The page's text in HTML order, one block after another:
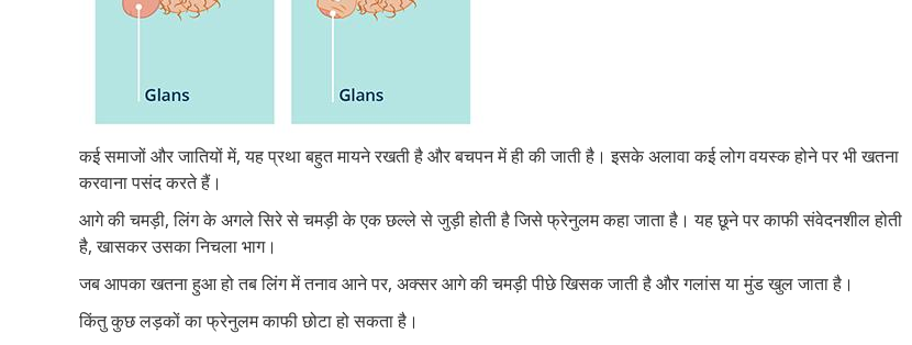
कई समाजों और जातियों में, यह प्रथा बहुत मायने रखती है और बचपन में ही की जाती है। इसके अलावा कई लोग वयस्क होने पर भी खतना
करवाना पसंद करते हैं।
आगे की चमड़ी, लिंग के अगले सिरे से चमड़ी के एक छल्ले से जुड़ी होती है जिसे फ्रेनुलम कहा जाता है। यह छूने पर काफी संवेदनशील होती
है, खासकर उसका निचला भाग।
जब आपका खतना हुआ हो तब लिंग में तनाव आने पर, अक्सर आगे की चमड़ी पीछे खिसक जाती है और गलांस या मुंड खुल जाता है।
किंतु कुछ लड़कों का फ्रेनुलम काफी छोटा हो सकता है।